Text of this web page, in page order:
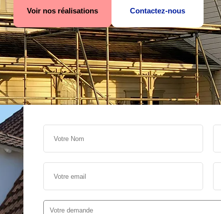
Voir nos réalisations Contactez-nous